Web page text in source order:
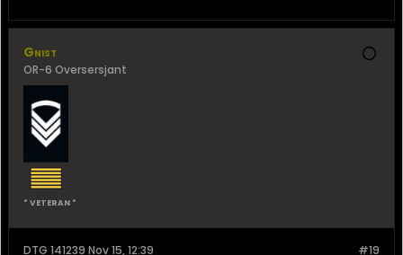
** MOD **
DTG 141135 Nov 15, 11:35
Sv: Jagerfly: F-5 Freedom Fighter
Eh, hvor low-tech skal vi være? Selv Spitfire vil slite
med radio og radar ute av drift.
Hva med å heller være så high-tech at fi ikke får
sjansen til å hijacke det elektromagnetiske
spektrumet in the first place? F eks ved at våre F-35